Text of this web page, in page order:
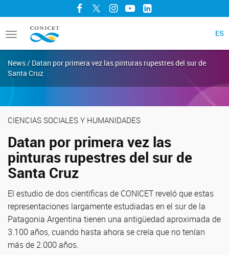
Facebook
TwitterInstagram
YouTubeLinkedIn
Toggle
navigation
ES
News / Datan por primera vez las pinturas rupestres del sur de
Santa Cruz
CIENCIAS SOCIALES Y HUMANIDADES
Datan por primera vez las
pinturas rupestres del sur de
Santa Cruz
El estudio de dos científicas de CONICET reveló que estas
representaciones largamente estudiadas en el sur de la
Patagonia Argentina tienen una antigüedad aproximada de
3.100 años, cuando hasta ahora se creía que no tenían
más de 2.000 años.